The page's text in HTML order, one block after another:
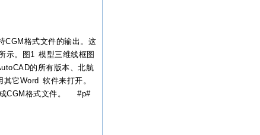
CGM格式文件的输出。这
示。图1 模型三维线框图
的所有版本、北航
它Word 软件来打开。
成CGM格式文件。 #p#